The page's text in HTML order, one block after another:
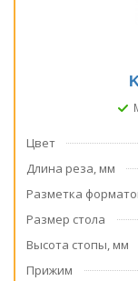
Цвет
Длина реза, мм
Разметка
Размер стола
Высота стопы, мм
Прижим